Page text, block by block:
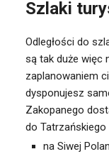
Szlaki
Odległości do
są tak duże więc
zaplanowaniem
dysponujesz
Zakopanego
do Tatrzańskiego
na Siwej